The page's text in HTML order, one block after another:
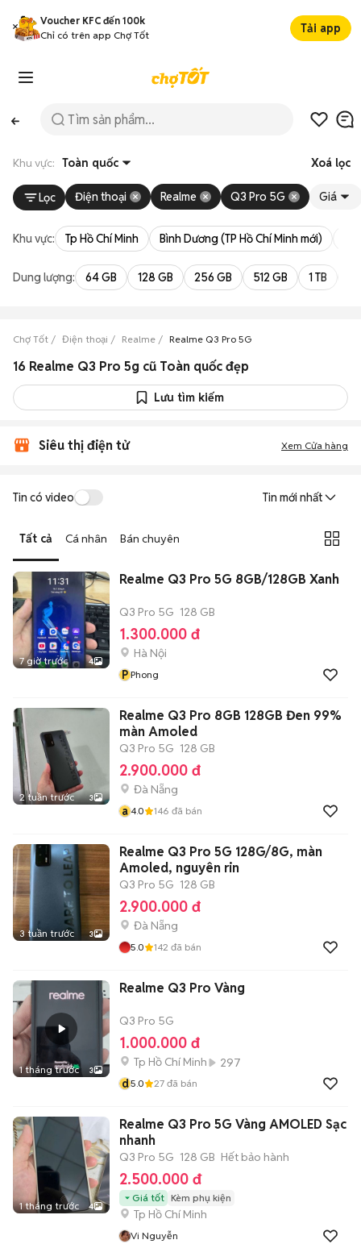
Voucher KFC đến 100k
Chỉ có trên app Chợ Tốt
Tải app
Khu vực: Toàn quốc Xoá lọc
Lọc Điện thoại Realme Q3 Pro 5G Giá
Khu vực: Tp Hồ Chí Minh Bình Dương (TP Hồ Chí Minh mới)
Dung lượng: 64 GB 128 GB 256 GB 512 GB 1 TB
Chợ Tốt Điện thoại Realme Realme Q3 Pro 5G
16 Realme Q3 Pro 5g cũ Toàn quốc đẹp
Lưu tìm kiếm
Siêu thị điện tử Xem Cửa hàng
Tin có video Tin mới nhất
Tất cả Cá nhân Bán chuyên
7 giờ trước 4
Realme Q3 Pro 5G 8GB/128GB Xanh
Q3 Pro 5G 128 GB
1.300.000 đ
Hà Nội
P Phong
2 tuần trước 3
Realme Q3 Pro 8GB 128GB Đen 99%
màn Amoled
Q3 Pro 5G 128 GB
2.900.000 đ
Đà Nẵng
a 4.0 146 đã bán
3 tuần trước 3
Realme Q3 Pro 5G 128G/8G, màn
Amoled, nguyên rin
Q3 Pro 5G 128 GB
2.900.000 đ
Đà Nẵng
5.0 142 đã bán
1 tháng trước 3
Realme Q3 Pro Vàng
Q3 Pro 5G
1.000.000 đ
Tp Hồ Chí Minh
297
d5.0 27 đã bán
1 tháng trước 4
Realme Q3 Pro 5G Vàng AMOLED Sạc
nhanh
Q3 Pro 5G 128 GB Hết bảo hành
2.500.000 đ
Giá tốt Kèm phụ kiện
Tp Hồ Chí Minh
Vi Nguyễn